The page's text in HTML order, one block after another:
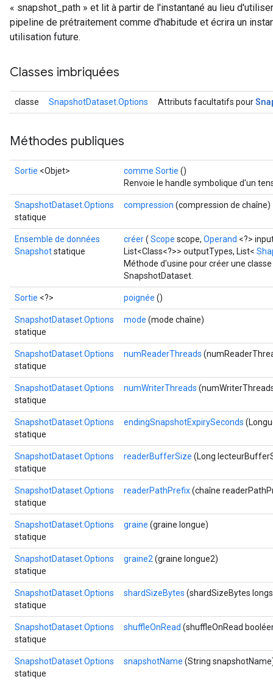
« snapshot_path » et lit à partir de l'instantané au lieu
pipeline de prétraitement comme d'habitude et écrira un
utilisation future.
Classes imbriquées
classe SnapshotDataset.Options Attributs facultatifs pour
Méthodes publiques
Sortie <Objet> comme Sortie ()
Renvoie le handle symbolique d'un
SnapshotDataset.Options
statique
compression (compression de chaîne)
Ensemble de données
Snapshotstatique
créer( Scope scope, Operand <?>
List<Class<?>> outputTypes, List<
Méthode d'usine pour créer une
SnapshotDataset.
Sortie <?> poignée ()
SnapshotDataset.Options
statique
mode (mode chaîne)
SnapshotDataset.Options
statique
numReaderThreads
SnapshotDataset.Options
statique
numWriterThreads
SnapshotDataset.Options
statique
endingSnapshotExpirySeconds
SnapshotDataset.Options
statique
readerBufferSize (Long
SnapshotDataset.Options
statique
readerPathPrefix(chaîne
SnapshotDataset.Options
statique
graine (graine longue)
SnapshotDataset.Options
statique
graine2 (graine longue2)
SnapshotDataset.Options
statique
shardSizeBytes (shardSizeBytes
SnapshotDataset.Options
statique
shuffleOnRead (shuffleOnRead
SnapshotDataset.Options
statique
snapshotName (String